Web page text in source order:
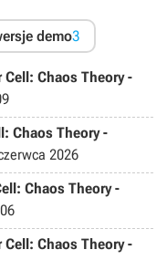
demo3
Chaos Theory -
Chaos Theory -
2026
Chaos Theory -
Chaos Theory -